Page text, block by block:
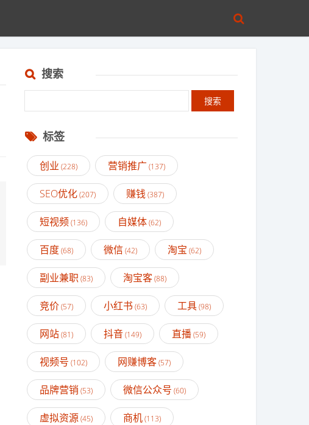
搜索
标签
创业 (228) 营销推广 (137)
SEO优化(207) 赚钱(387)
短视频(136) 自媒体(62)
百度(68) 微信(42) 淘宝 (62)
副业兼职 (83) 淘宝客(88)
竞价(57) 小红书 (63) 工具(98)
网站(81) 抖音(149) 直播(59)
视频号 (102) 网赚博客(57)
品牌营销 (53) 微信公众号 (60)
虚拟资源(45) 商机(113)